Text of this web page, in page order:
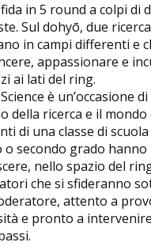
in 5 round a colpi di
Sul dohyō, due
in campi differenti e
appassionare e
ai lati del ring.
è un’occasione
della ricerca e il mondo
di una classe di
o secondo grado
nello spazio del
che si sfideranno
attento a
e pronto a